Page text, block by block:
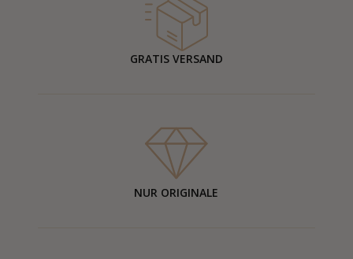
GRATIS VERSAND
NUR ORIGINALE